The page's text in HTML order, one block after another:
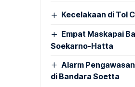
Kecelakaan di Tol
Empat Maskapai
Soekarno-Hatta
Alarm
di Bandara Soetta